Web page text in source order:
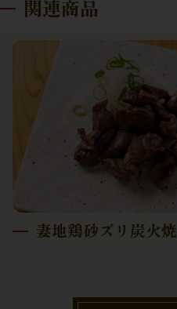
関連商品
妻地鶏砂ズリ炭火焼